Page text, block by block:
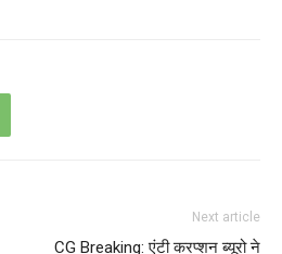
Next article
CG Breaking: एंटी करप्शन ब्यूरो ने